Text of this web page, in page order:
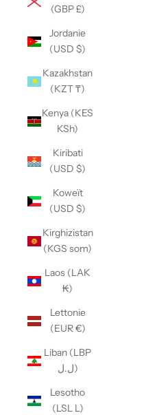
(GBP £)
Jordanie
(USD $)
Kazakhstan
(KZT ₸)
Kenya (KES
KSh)
Kiribati
(USD $)
Koweït
(USD $)
Kirghizistan
(KGS som)
Laos (LAK
₭)
Lettonie
(EUR €)
Liban (LBP
ل.ل)
Lesotho
(LSL L)